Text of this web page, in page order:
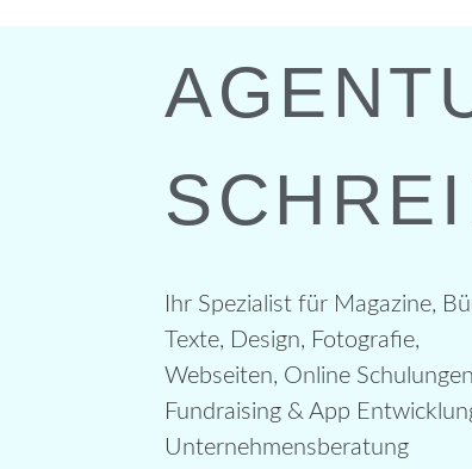
Ihr Spezialist für Magazine,
Texte, Design, Fotografie,
Webseiten, Online
Fundraising & App
Unternehmensberatung